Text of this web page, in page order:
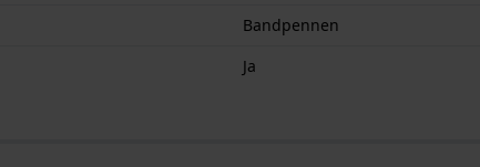
Bandpennen
Ja